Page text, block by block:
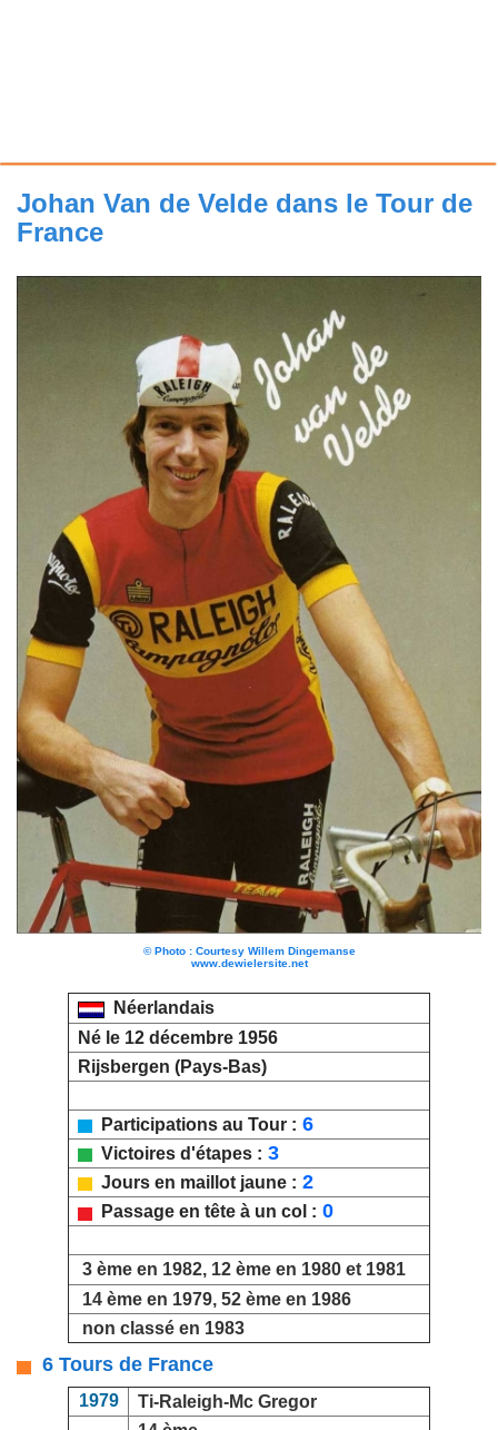
Johan Van de Velde dans le Tour de
France
© Photo : Courtesy Willem Dingemanse
www.dewielersite.net
Néerlandais
Né le 12 décembre 1956
Rijsbergen (Pays-Bas)
Participations au Tour : 6
Victoires d'étapes : 3
Jours en maillot jaune : 2
Passage en tête à un col : 0
3 ème en 1982, 12 ème en 1980 et 1981
14 ème en 1979, 52 ème en 1986
non classé en 1983
6 Tours de France
1979
Ti-Raleigh-Mc Gregor